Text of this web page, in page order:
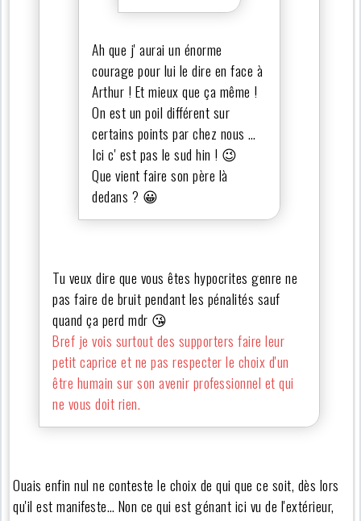
Ah que j' aurai un énorme
courage pour lui le dire en face à
Arthur ! Et mieux que ça même !
On est un poil différent sur
certains points par chez nous …
Ici c' est pas le sud hin ! 😉
Que vient faire son père là
dedans ? 😀
Tu veux dire que vous êtes hypocrites genre ne
pas faire de bruit pendant les pénalités sauf
quand ça perd mdr 😘
Bref je vois surtout des supporters faire leur
petit caprice et ne pas respecter le choix d'un
être humain sur son avenir professionnel et qui
ne vous doit rien.
Ouais enfin nul ne conteste le choix de qui que ce soit, dès lors
qu'il est manifeste… Non ce qui est génant ici vu de l'extérieur,